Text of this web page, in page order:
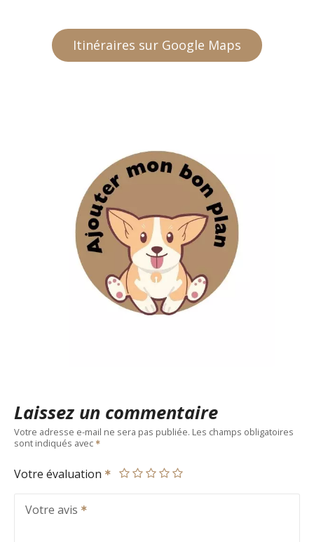
Itinéraires sur Google Maps
Laissez un commentaire
Votre adresse e-mail ne sera pas publiée. Les champs obligatoires
sont indiqués avec
Votre évaluation
Votre avis